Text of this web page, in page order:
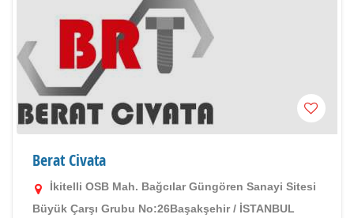
Berat Civata
İkitelli OSB Mah. Bağcılar Güngören Sanayi Sitesi
Büyük Çarşı Grubu No:26Başakşehir / İSTANBUL